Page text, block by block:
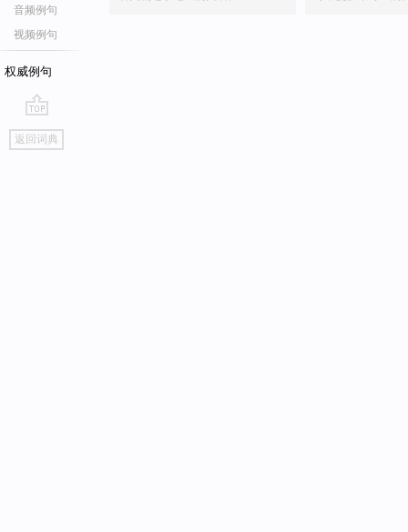
音频例句
视频例句
权威例句
go
top
返回词典